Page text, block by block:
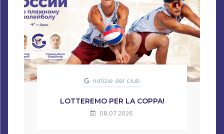
notizie del club
LOTTEREMO PER LA COPPA!
08.07.2026